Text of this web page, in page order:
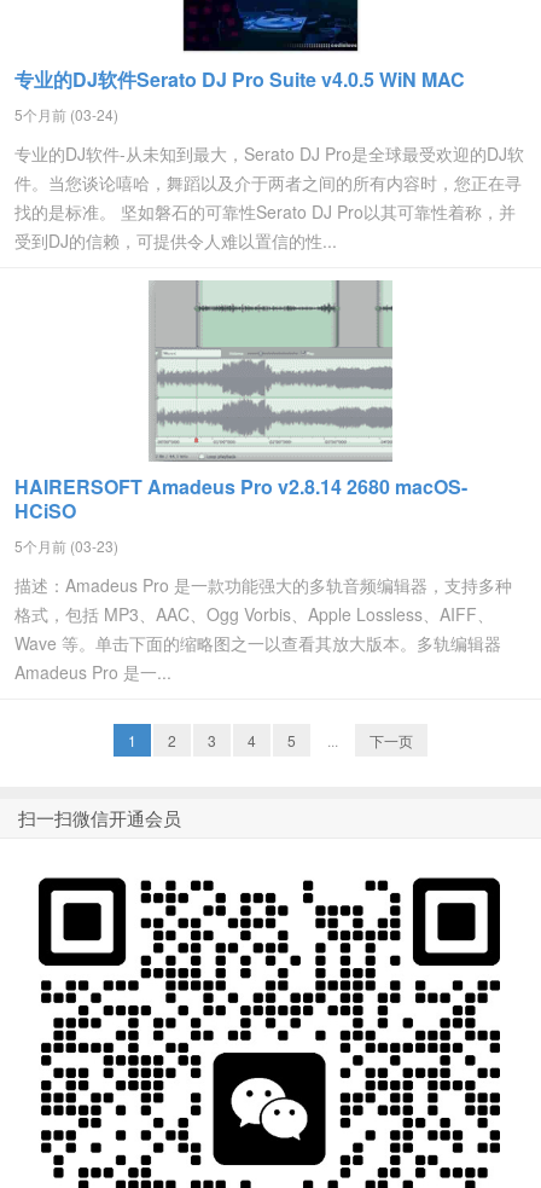
专业的DJ软件Serato DJ Pro Suite v4.0.5 WiN MAC
5个月前 (03-24)
专业的DJ软件-从未知到最大，Serato DJ Pro是全球最受欢迎的DJ软
件。当您谈论嘻哈，舞蹈以及介于两者之间的所有内容时，您正在寻
找的是标准。 坚如磐石的可靠性Serato DJ Pro以其可靠性着称，并
受到DJ的信赖，可提供令人难以置信的性...
HAIRERSOFT Amadeus Pro v2.8.14 2680 macOS-
HCiSO
5个月前 (03-23)
描述：Amadeus Pro 是一款功能强大的多轨音频编辑器，支持多种
格式，包括 MP3、AAC、Ogg Vorbis、Apple Lossless、AIFF、
Wave 等。单击下面的缩略图之一以查看其放大版本。多轨编辑器
Amadeus Pro 是一...
1 2 3 4 5 下一页
扫一扫微信开通会员